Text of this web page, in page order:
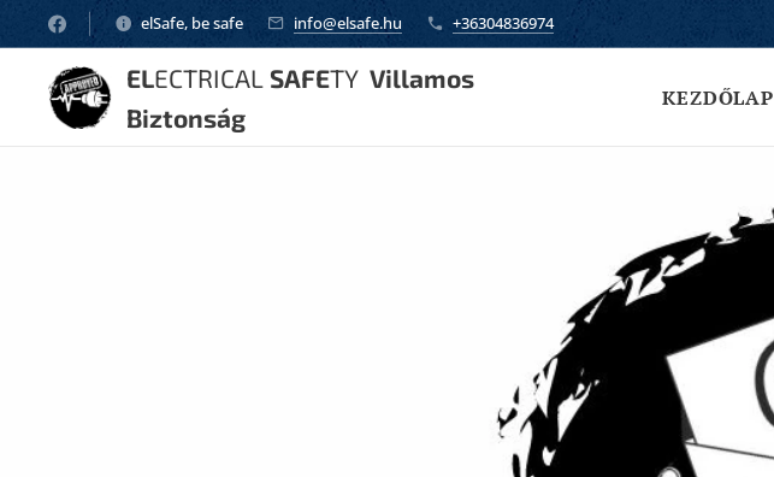
elSafe, be safe info@elsafe.hu +36304836974
ELECTRICAL SAFETY Villamos
Biztonság
KEZDŐLAP